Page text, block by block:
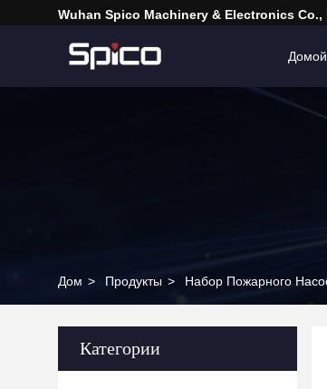
Wuhan Spico Machinery & Electronics Co.,
Домой
Дом > Продукты > Набор Пожарного
Категории